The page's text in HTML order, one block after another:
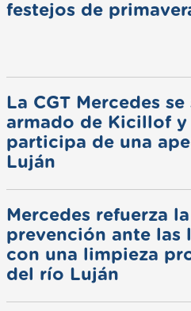
festejos de
La CGT Mercedes se
armado de Kicillof y
participa de una
Luján
Mercedes refuerza la
prevención ante las
con una limpieza
del río Luján